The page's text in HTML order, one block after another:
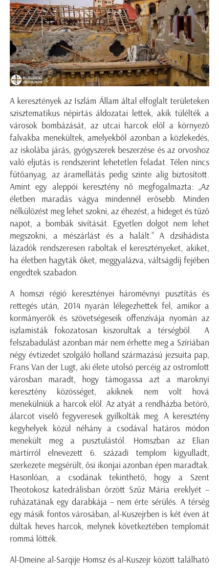
A keresztények az Iszlám Állam által elfoglalt területeken
szisztematikus népirtás áldozatai lettek, akik túlélték a
városok bombázását, az utcai harcok elől a környező
falvakba menekültek, amelyekből azonban a közlekedés,
az iskolába járás, gyógyszerek beszerzése és az orvoshoz
való eljutás is rendszerint lehetetlen feladat. Télen nincs
fűtőanyag, az áramellátás pedig szinte alig biztosított.
Amint egy aleppói keresztény nő megfogalmazta: „Az
életben maradás vágya mindennél erősebb. Minden
nélkülözést meg lehet szokni, az éhezést, a hideget és tűző
napot, a bombák sivítását. Egyetlen dolgot nem lehet
megszokni, a mészárlást és a halált.” A dzsihádista
lázadók rendszeresen raboltak el keresztényeket, akiket,
ha életben hagyták őket, meggyalázva, váltságdíj fejében
engedtek szabadon.
A homszi régió keresztényei háromévnyi pusztítás és
rettegés után, 2014 nyarán lélegezhettek fel, amikor a
kormányerők és szövetségeseik offenzívája nyomán az
iszlamisták fokozatosan kiszorultak a térségből. A
felszabadulást azonban már nem érhette meg a Szíriában
négy évtizedet szolgáló holland származású jezsuita pap,
Frans Van der Lugt, aki élete utolsó percéig az ostromlott
városban maradt, hogy támogassa azt a maroknyi
keresztény közösséget, akiknek nem volt hová
menekülniük a harcok elől. Az atyát a rendházba betörő,
álarcot viselő fegyveresek gyilkolták meg. A keresztény
kegyhelyek közül néhány a csodával határos módon
menekült meg a pusztulástól. Homszban az Elian
mártírról elnevezett 6. századi templom kigyulladt,
szerkezete megsérült, ősi ikonjai azonban épen maradtak.
Hasonlóan, a csodának tekinthető, hogy a Szent
Theotokosz katedrálisban őrzött Szűz Mária ereklyét –
ruházatának egy darabkája – nem érte sérülés. A térség
egy másik fontos városában, al-Kuszejrben is két éven át
dúltak heves harcok, melynek következtében templomát
rommá lőtték.
Al-Dmeine al-Sarqije Homsz és al-Kuszejr között található